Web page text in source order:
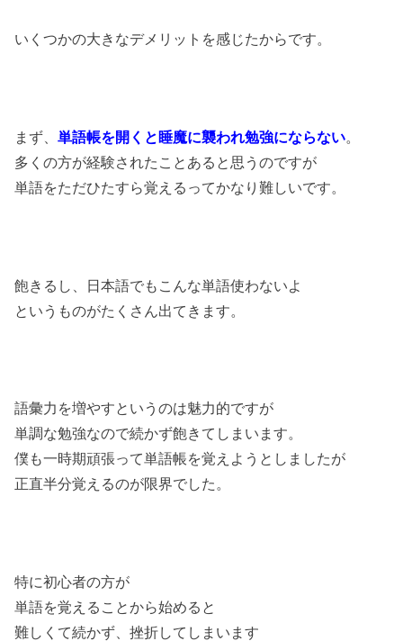
いくつかの大きなデメリットを感じたからです。
まず、単語帳を開くと睡魔に襲われ勉強にならない。
多くの方が経験されたことあると思うのですが
単語をただひたすら覚えるってかなり難しいです。
飽きるし、日本語でもこんな単語使わないよ
というものがたくさん出てきます。
語彙力を増やすというのは魅力的ですが
単調な勉強なので続かず飽きてしまいます。
僕も一時期頑張って単語帳を覚えようとしましたが
正直半分覚えるのが限界でした。
特に初心者の方が
単語を覚えることから始めると
難しくて続かず、挫折してしまいます